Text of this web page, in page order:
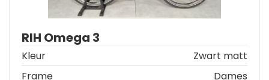
RIH Omega 3
Kleur
Zwart matt
Frame
Dames